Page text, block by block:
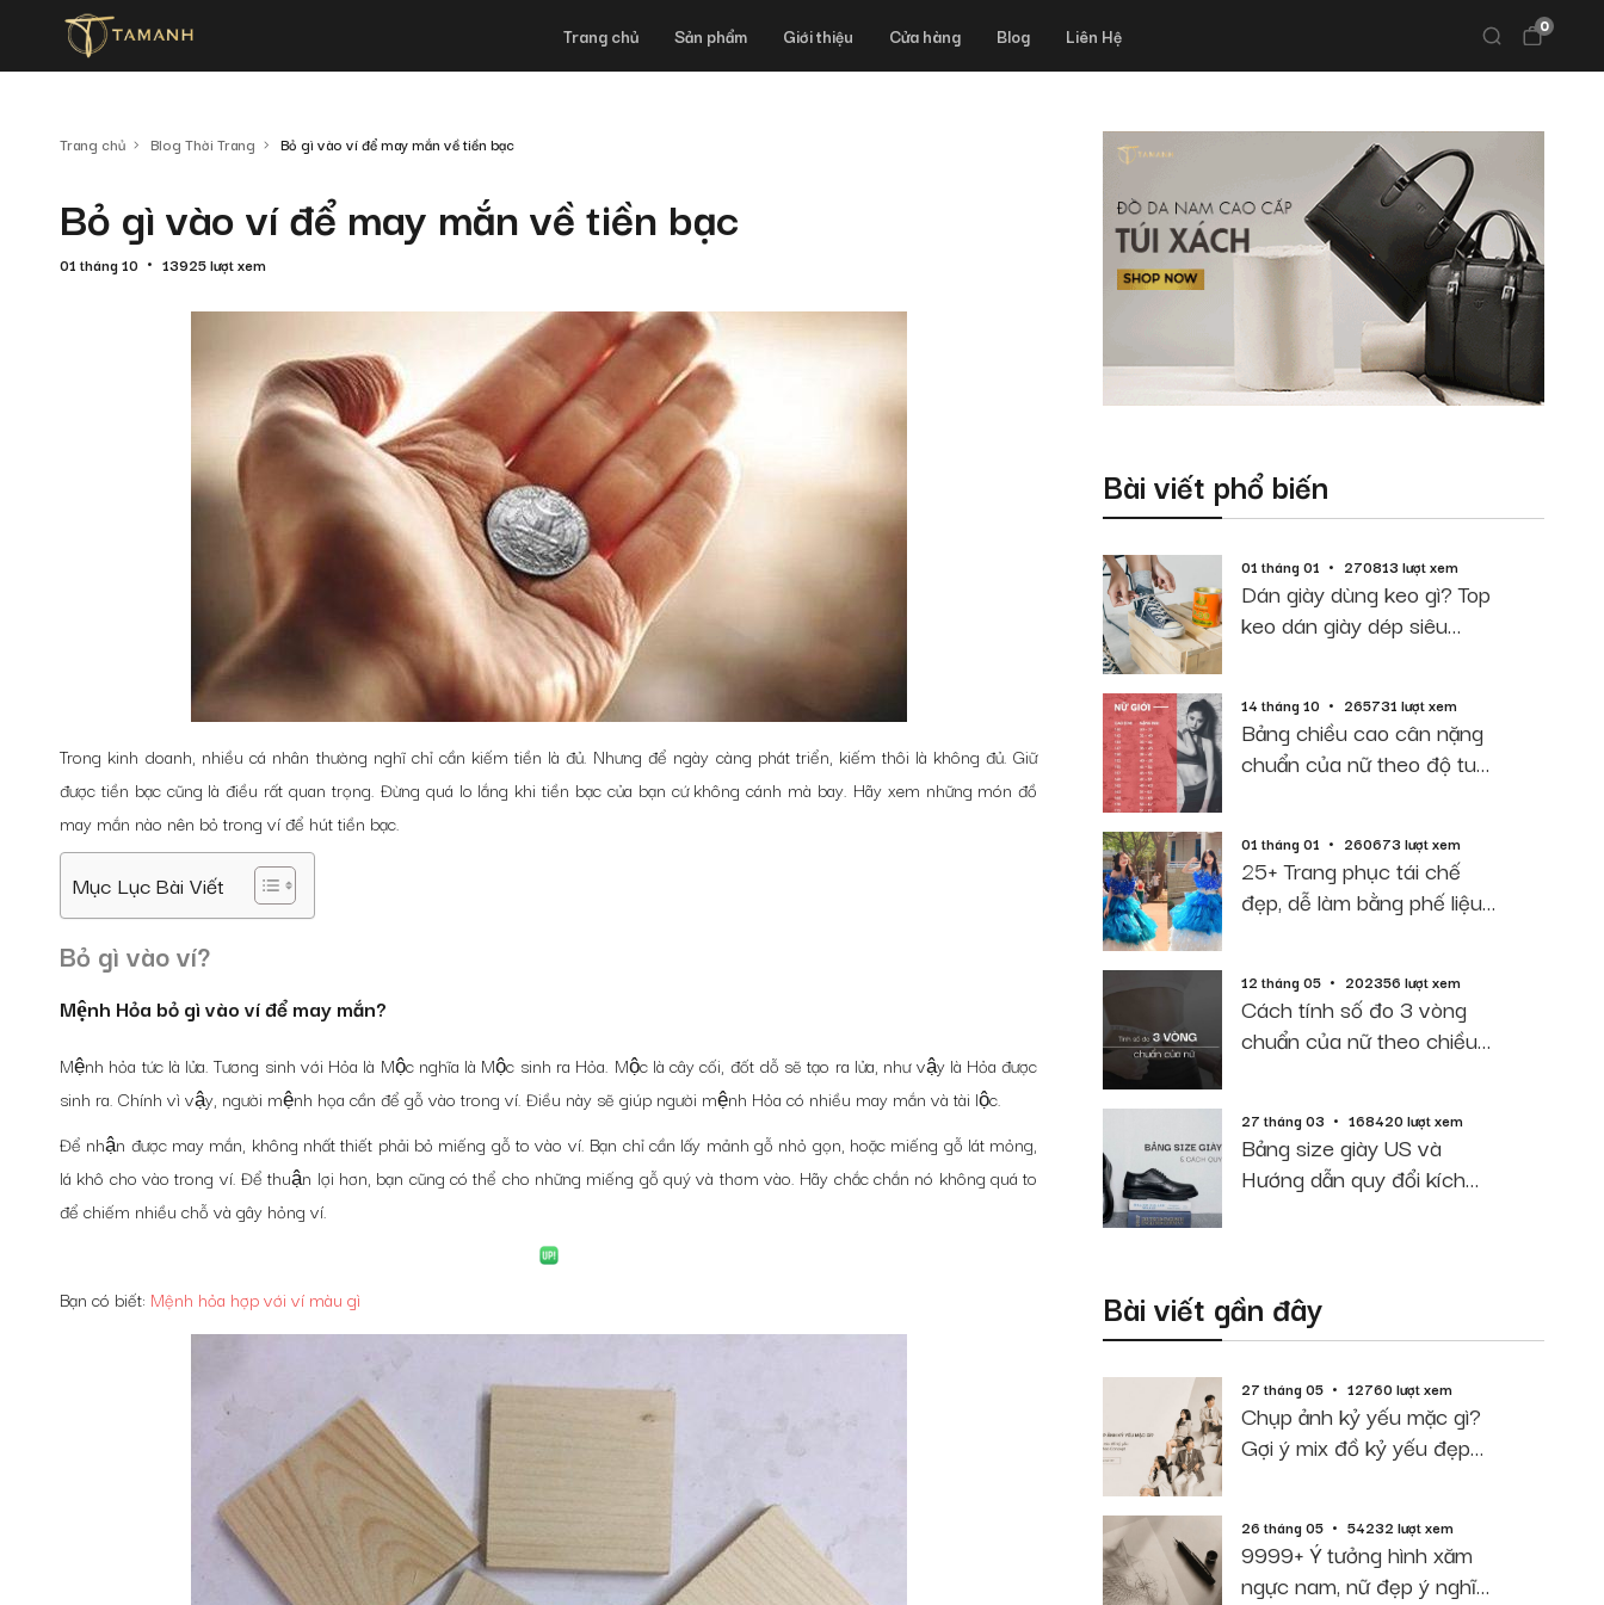
Trang chủ Sản phẩm Giới thiệu Cửa hàng Blog Liên Hệ 0
Trang chủ Blog Thời Trang Bỏ gì vào ví để may mắn về tiền bạc
Bỏ gì vào ví để may mắn về tiền bạc
01 tháng 10 13925 lượt xem
Trong kinh doanh, nhiều cá nhân thường nghĩ chỉ cần kiếm tiền là đủ. Nhưng để ngày càng phát triển, kiếm thôi là không đủ. Giữ
được tiền bạc cũng là điều rất quan trọng. Đừng quá lo lắng khi tiền bạc của bạn cứ không cánh mà bay. Hãy xem những món đồ
may mắn nào nên bỏ trong ví để hút tiền bạc.
Mục Lục Bài Viết
Bỏ gì vào ví?
Mệnh Hỏa bỏ gì vào ví để may mắn?
Mệnh hỏa tức là lửa. Tương sinh với Hỏa là Mộc nghĩa là Mộc sinh ra Hỏa. Mộc là cây cối, đốt dỗ sẽ tạo ra lửa, như vậy là Hỏa được
sinh ra. Chính vì vậy, người mệnh họa cần để gỗ vào trong ví. Điều này sẽ giúp người mệnh Hỏa có nhiều may mắn và tài lộc.
Để nhận được may mắn, không nhất thiết phải bỏ miếng gỗ to vào ví. Bạn chỉ cần lấy mảnh gỗ nhỏ gọn, hoặc miếng gỗ lát mỏng,
lá khô cho vào trong ví. Để thuận lợi hơn, bạn cũng có thể cho những miếng gỗ quý và thơm vào. Hãy chắc chắn nó không quá to
để chiếm nhiều chỗ và gây hỏng ví.
Bạn có biết: Mệnh hỏa hợp với ví màu gì
Bài viết phổ biến
01 tháng 01 270813 lượt xem
Dán giày dùng keo gì? Top
keo dán giày dép siêu
14 tháng 10 265731 lượt xem
Bảng chiều cao cân nặng
chuẩn của nữ theo độ tuổi
01 tháng 01 260673 lượt xem
25+ Trang phục tái chế
đẹp, dễ làm bằng phế liệu
12 tháng 05 202356 lượt xem
Cách tính số đo 3 vòng
chuẩn của nữ theo chiều
27 tháng 03 168420 lượt xem
Bảng size giày US và
Hướng dẫn quy đổi kích
Bài viết gần đây
27 tháng 05 12760 lượt xem
Chụp ảnh kỷ yếu mặc gì?
Gợi ý mix đồ kỷ yếu đẹp
26 tháng 05 54232 lượt xem
9999+ Ý tưởng hình xăm
ngực nam, nữ đẹp ý nghĩa